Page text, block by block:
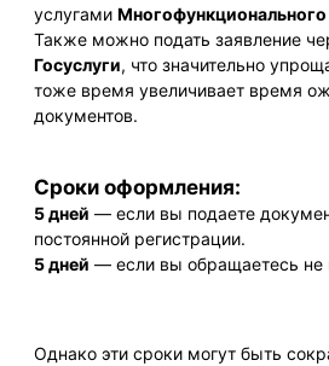
услугами
Также можно подать заявление
Госуслуги, что значительно
тоже время увеличивает время
документов.
Сроки оформления:
5 дней — если вы подаете
постоянной регистрации.
5 дней — если вы обращаетесь не
Однако эти сроки могут быть